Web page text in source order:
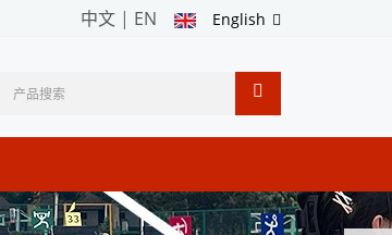
English
中文 | EN